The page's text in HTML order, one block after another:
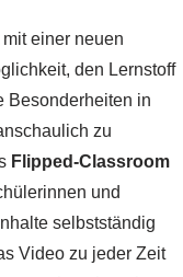
einer neuen
den Lernstoff
Besonderheiten in
zu
Flipped-Classroom
und
selbstständig
Video zu jeder Zeit